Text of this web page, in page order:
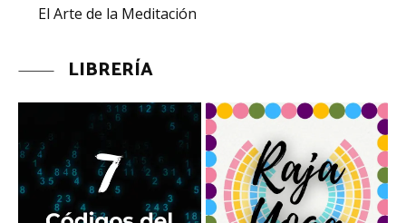
El Arte de la Meditación
LIBRERÍA